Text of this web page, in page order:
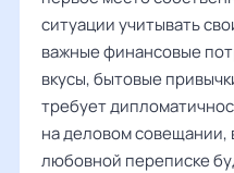
ситуации учитывать
важные финансовые
вкусы, бытовые
требует
на деловом совещании,
любовной переписке